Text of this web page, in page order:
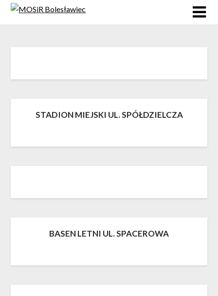
Skip
STADION MIEJSKI UL. SPÓŁDZIELCZA
BASEN LETNI UL. SPACEROWA